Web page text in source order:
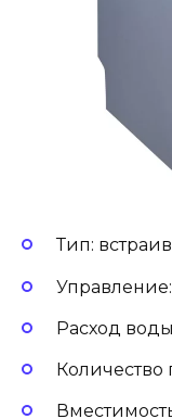
Тип:
Расход
Количество